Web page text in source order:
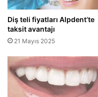
Diş teli fiyatları Alpdent’te
taksit avantajı
21 Mayıs 2025